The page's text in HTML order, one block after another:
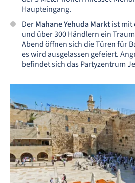
Haupteingang.
DerMahane Yehuda Marktist mit
und über 300 Händlern ein
Abend öffnen sich die Türen für
es wird ausgelassen gefeiert.
befindet sich das Partyzentrum